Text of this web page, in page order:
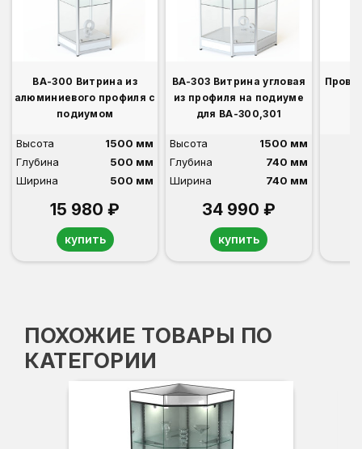
ВА-300 Витрина из
алюминиевого профиля с
подиумом
Высота
1500 мм
Глубина
500 мм
Ширина
500 мм
15 980 ₽
купить
ВА-303 Витрина угловая
из профиля на подиуме
для ВА-300,301
Высота
1500 мм
Глубина
740 мм
Ширина
740 мм
34 990 ₽
купить
ПОХОЖИЕ ТОВАРЫ ПО
КАТЕГОРИИ